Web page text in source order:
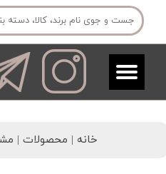
خانه | محصولات |